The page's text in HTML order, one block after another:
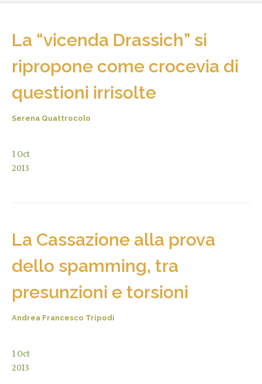
La “vicenda Drassich” si
ripropone come crocevia di
questioni irrisolte
Serena Quattrocolo
1 Oct
2013
La Cassazione alla prova
dello spamming, tra
presunzioni e torsioni
Andrea Francesco Tripodi
1 Oct
2013